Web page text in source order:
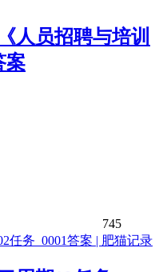
人员招聘与培训
案
745